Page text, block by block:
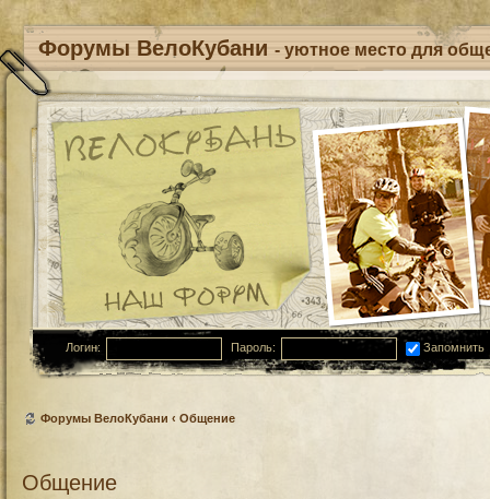
Форумы ВелоКубани - уютное место для
Логин: Пароль: Запомнить
Форумы ВелоКубани ‹ Общение
Общение